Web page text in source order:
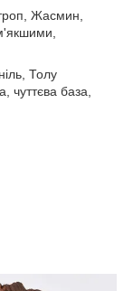
Жасмин,
Толу
чуттєва база,